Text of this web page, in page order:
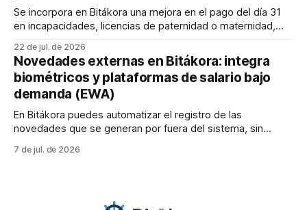
Se incorpora en Bitákora una mejora en el pago del día 31
en incapacidades, licencias de paternidad o maternidad,
días) o con jornada laboral de 360 días. 💡Cuando una
incapacidad, licencia de paternidad o maternidad cubre el
día 31, este se pagará en
22 de jul. de 2026
Novedades externas en Bitákora: integra
biométricos y plataformas de salario bajo
demanda (EWA)
En Bitákora puedes automatizar el registro de las
novedades que se generan por fuera del sistema, sin
equipo de nómina. 🚀 Existen dos grandes fuentes de estas
7 de jul. de 2026